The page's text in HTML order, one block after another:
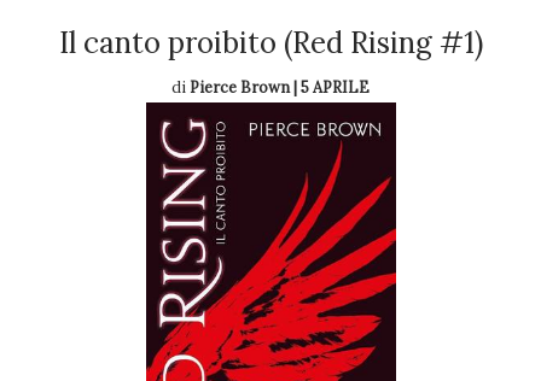
Il canto proibito (Red Rising #1)
di Pierce Brown | 5 APRILE